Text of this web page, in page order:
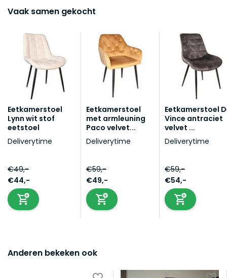
Vaak samen gekocht
Eetkamerstoel
Lynn wit stof
eetstoel
Deliverytime
€49,-
€44,-
Eetkamerstoel
met armleuning
Paco velvet...
Deliverytime
€59,-
€49,-
Eetkamerstoel
Vince antraciet
velvet ...
Deliverytime
€59,-
€54,-
Anderen bekeken ook